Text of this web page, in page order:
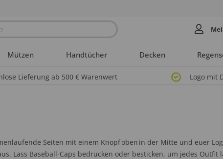
Mützen Handtücher Decken
Lieferung ab 500 € Warenwert Logo mit
Seiten mit einem Knopf oben in der Mitte und euer
Lass Baseball-Caps bedrucken oder besticken, um jedes Outfit